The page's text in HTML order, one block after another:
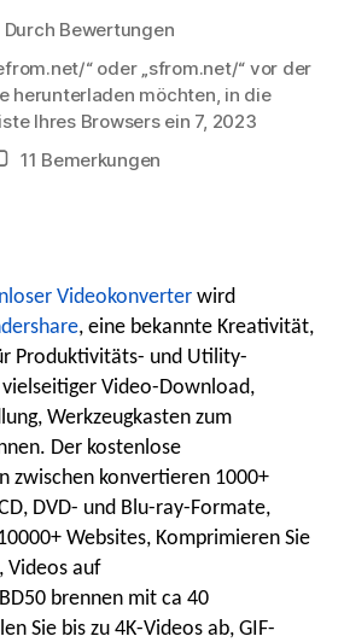
o
Durch Bewertungen
“ oder „sfrom.net/“ vor der
herunterladen möchten, in die
Ihres Browsers ein 7, 2023
11 Bemerkungen
Videokonverter
Videokonverter wird
, eine bekannte Kreativität,
Produktivitäts- und Utility-
vielseitiger Video-Download,
Werkzeugkasten zum
Der kostenlose
zwischen konvertieren 1000+
DVD- und Blu-ray-Formate,
Websites, Komprimieren Sie
Videos auf
brennen mit ca 40
Sie bis zu 4K-Videos ab, GIF-